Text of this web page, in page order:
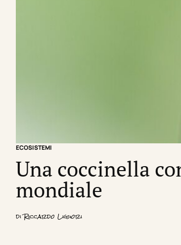
ECOSISTEMI
Una coccinella
mondiale
diRiccardo Liguori